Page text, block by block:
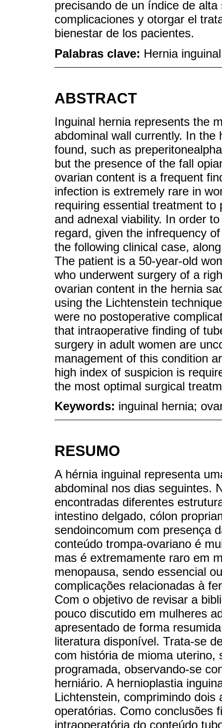
precisando de un índice de
complicaciones y otorgar el
bienestar de los pacientes.
Palabras clave: Hernia
ABSTRACT
Inguinal hernia represents the
abdominal wall currently. In
found, such as
but the presence of the fall
ovarian content is a frequent
infection is extremely rare in
requiring essential treatment
and adnexal viability. In order
regard, given the infrequency
the following clinical case,
The patient is a 50-year-old
who underwent surgery of a
ovarian content in the hernia
using the Lichtenstein
were no postoperative
that intraoperative finding of
surgery in adult women are
management of this condition
high index of suspicion is
the most optimal surgical
Keywords: inguinal hernia;
RESUMO
A hérnia inguinal representa
abdominal nos dias seguintes.
encontradas diferentes
intestino delgado, cólon
sendoincomum com presença
conteúdo trompa-ovariano é
mas é extremamente raro em
menopausa, sendo essencial
complicações relacionadas à
Com o objetivo de revisar a
pouco discutido em mulheres
apresentado de forma
literatura disponível. Trata-se
com história de mioma uterino,
programada, observando-se
herniário. A hernioplastia
Lichtenstein, comprimindo
operatórias. Como conclusões
intraoperatória do conteúdo